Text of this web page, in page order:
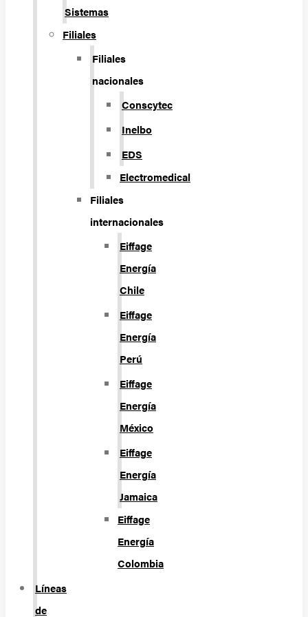
Sistemas
Filiales
Filiales
nacionales
Conscytec
Inelbo
EDS
Electromedical
Filiales
internacionales
Eiffage
Energía
Chile
Eiffage
Energía
Perú
Eiffage
Energía
México
Eiffage
Energía
Jamaica
Eiffage
Energía
Colombia
Líneas
de